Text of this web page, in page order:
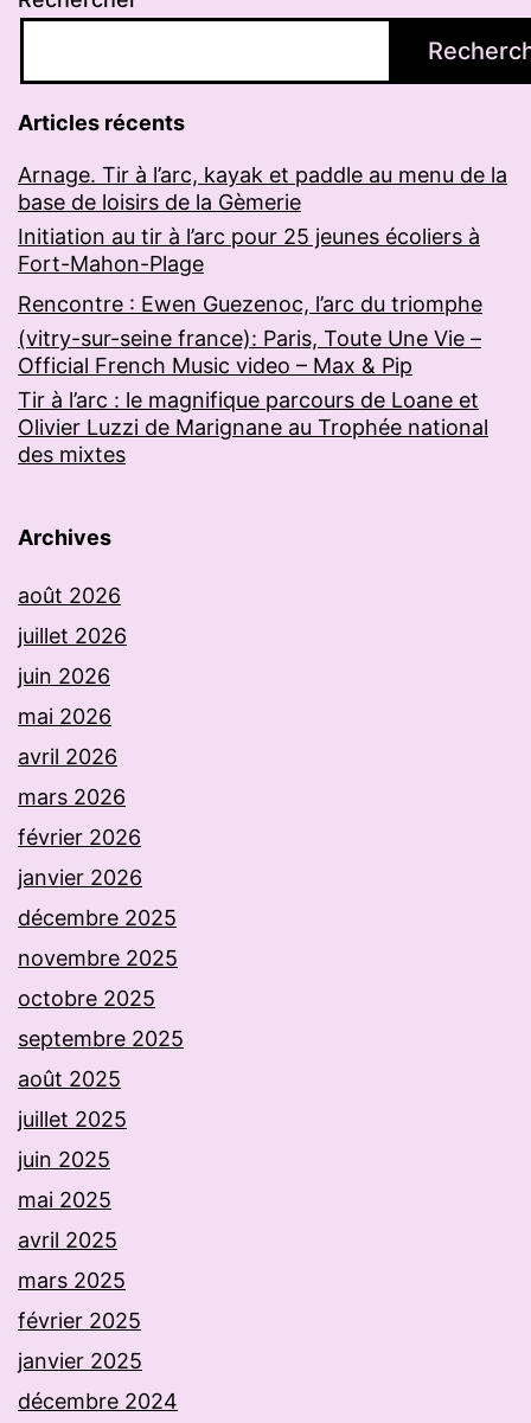
Articles récents
Arnage. Tir à l’arc, kayak et paddle au menu de la
base de loisirs de la Gèmerie
Initiation au tir à l’arc pour 25 jeunes écoliers à
Fort-Mahon-Plage
Rencontre : Ewen Guezenoc, l’arc du triomphe
(vitry-sur-seine france): Paris, Toute Une Vie –
Official French Music video – Max & Pip
Tir à l’arc : le magnifique parcours de Loane et
Olivier Luzzi de Marignane au Trophée national
des mixtes
Archives
août 2026
juillet 2026
juin 2026
mai 2026
avril 2026
mars 2026
février 2026
janvier 2026
décembre 2025
novembre 2025
octobre 2025
septembre 2025
août 2025
juillet 2025
juin 2025
mai 2025
avril 2025
mars 2025
février 2025
janvier 2025
décembre 2024